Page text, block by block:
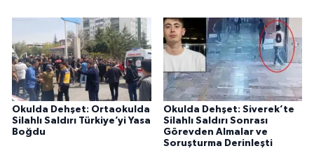
Okulda Dehşet: Ortaokulda
Silahlı Saldırı Türkiye’yi Yasa
Boğdu
Okulda Dehşet: Siverek’te
Silahlı Saldırı Sonrası
Görevden Almalar ve
Soruşturma Derinleşti